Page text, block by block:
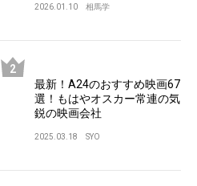
2026.01.10 相馬学
最新！A24のおすすめ映画67
選！もはやオスカー常連の気
鋭の映画会社
2025.03.18 SYO